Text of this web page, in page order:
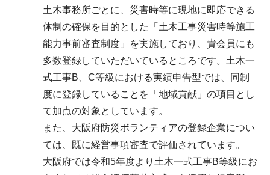
土木事務所ごとに、災害時等に現地に即応できる
体制の確保を目的とした「土木工事災害時等施工
能力事前審査制度」を実施しており、貴会員にも
多数登録していただいているところです。土木一
式工事B、C等級における実績申告型では、同制
度に登録していることを「地域貢献」の項目とし
て加点の対象としています。
また、大阪府防災ボランティアの登録企業につい
ては、既に経営事項審査で評価されています。
大阪府では令和5年度より土木一式工事B等級にお